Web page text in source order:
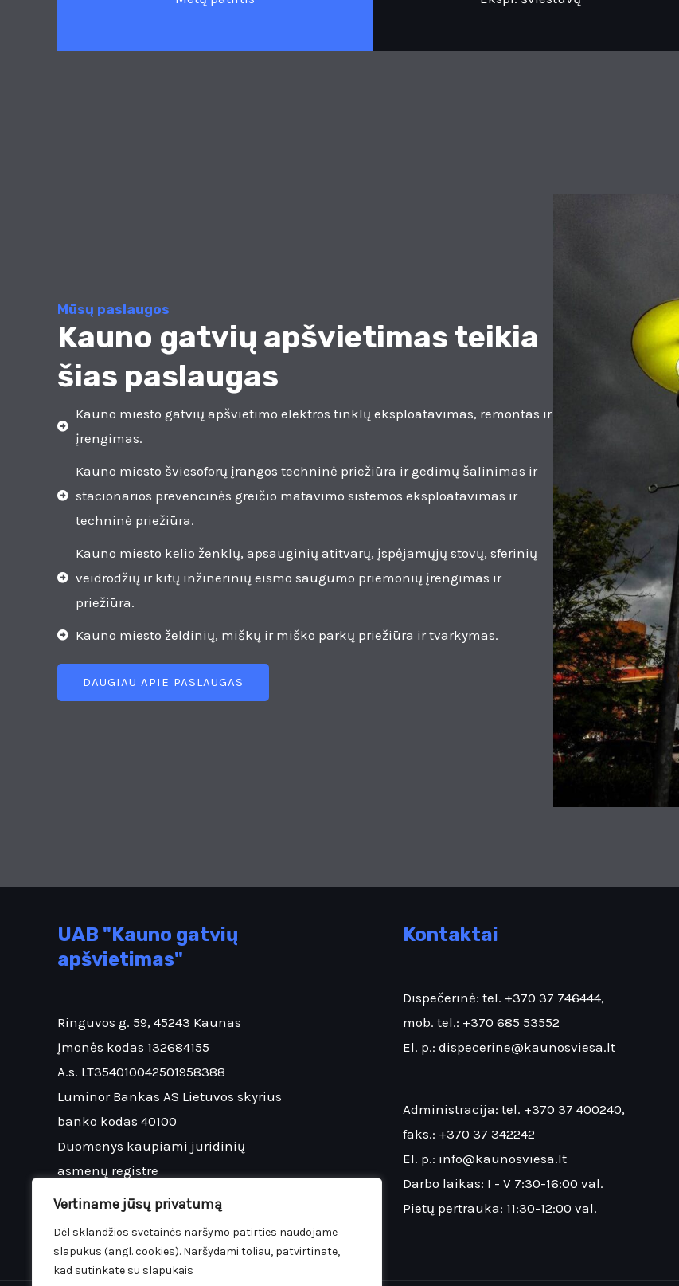
Vertiname jūsų privatumą
Dėl sklandžios svetainės naršymo patirties naudojame
slapukus (angl. cookies). Naršydami toliau, patvirtinate,
kad sutinkate su slapukais
Mūsų paslaugos
Kauno gatvių apšvietimas teikia
šias paslaugas
Kauno miesto gatvių apšvietimo elektros tinklų eksploatavimas, remontas ir
įrengimas.
Kauno miesto šviesoforų įrangos techninė priežiūra ir gedimų šalinimas ir
stacionarios prevencinės greičio matavimo sistemos eksploatavimas ir
techninė priežiūra.
Kauno miesto kelio ženklų, apsauginių atitvarų, įspėjamųjų stovų, sferinių
veidrodžių ir kitų inžinerinių eismo saugumo priemonių įrengimas ir
priežiūra.
Kauno miesto želdinių, miškų ir miško parkų priežiūra ir tvarkymas.
DAUGIAU APIE PASLAUGAS
UAB "Kauno gatvių
apšvietimas"
Ringuvos g. 59, 45243 Kaunas
Įmonės kodas 132684155
A.s. LT354010042501958388
Luminor Bankas AS Lietuvos skyrius
banko kodas 40100
Duomenys kaupiami juridinių
asmenų registre
Kontaktai
Dispečerinė: tel. +370 37 746444,
mob. tel.: +370 685 53552
El. p.: dispecerine@kaunosviesa.lt
Administracija: tel. +370 37 400240,
faks.: +370 37 342242
El. p.: info@kaunosviesa.lt
Darbo laikas: I - V 7:30-16:00 val.
Pietų pertrauka: 11:30-12:00 val.